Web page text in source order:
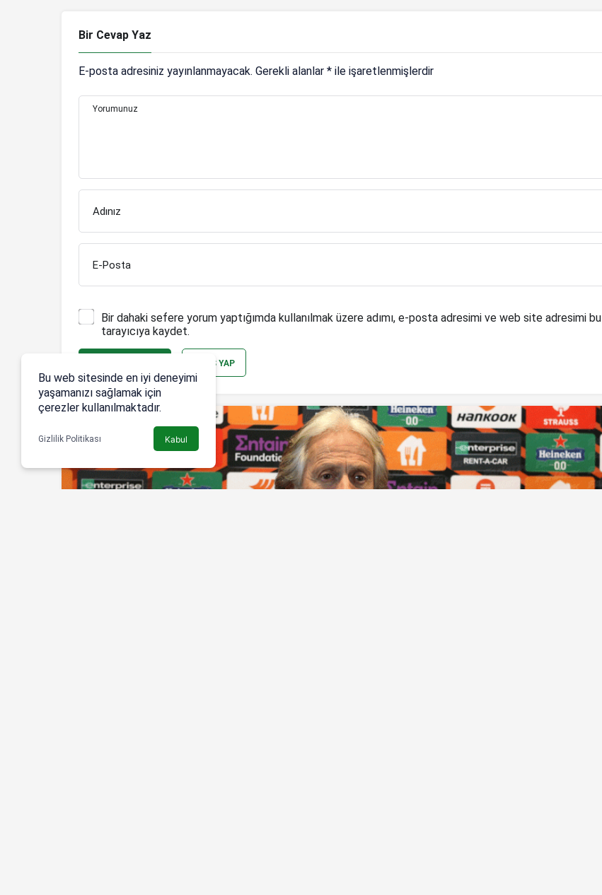
Bir Cevap Yaz
E-posta adresiniz yayınlanmayacak. Gerekli alanlar * ile işaretlenmişlerdir
Yorumunuz
Adınız
E-Posta
Bir dahaki sefere yorum yaptığımda kullanılmak üzere adımı, e-posta adresimi ve web site adresimi bu
tarayıcıya kaydet.
GIRIŞ YAP
Bu web sitesinde en iyi deneyimi
yaşamanızı sağlamak için
çerezler kullanılmaktadır.
Gizlilik Politikası Kabul